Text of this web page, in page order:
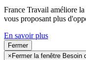
France Travail améliore
vous proposant plus
En savoir plus
Fermer
×Fermer la fenêtre Besoin